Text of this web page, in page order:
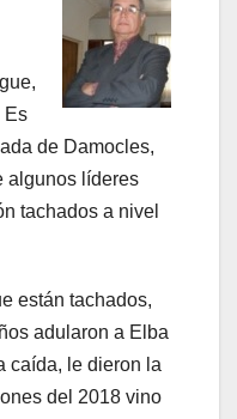
Es
de Damocles,
algunos líderes
tachados a nivel
están tachados,
adularon a Elba
caída, le dieron la
del 2018 vino